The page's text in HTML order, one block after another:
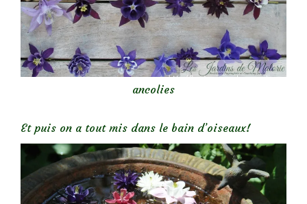
ancolies
Et puis on a tout mis dans le bain d’oiseaux!